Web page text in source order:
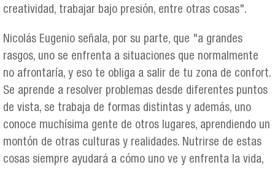
creatividad, trabajar bajo presión, entre otras cosas".
Nicolás Eugenio señala, por su parte, que "a grandes
rasgos, uno se enfrenta a situaciones que normalmente
no afrontaría, y eso te obliga a salir de tu zona de confort.
Se aprende a resolver problemas desde diferentes puntos
de vista, se trabaja de formas distintas y además, uno
conoce muchísima gente de otros lugares, aprendiendo un
montón de otras culturas y realidades. Nutrirse de estas
cosas siempre ayudará a cómo uno ve y enfrenta la vida,